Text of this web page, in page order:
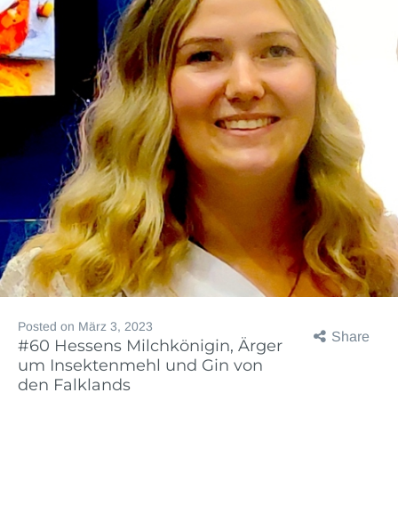
Share
Posted on März 3, 2023
#60 Hessens Milchkönigin, Ärger
um Insektenmehl und Gin von
den Falklands